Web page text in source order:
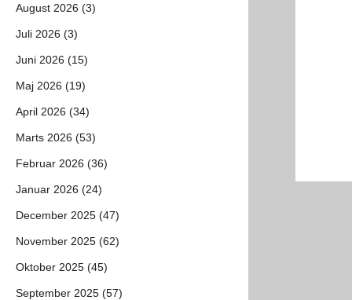
August 2026 (3)
Juli 2026 (3)
Juni 2026 (15)
Maj 2026 (19)
April 2026 (34)
Marts 2026 (53)
Februar 2026 (36)
Januar 2026 (24)
December 2025 (47)
November 2025 (62)
Oktober 2025 (45)
September 2025 (57)